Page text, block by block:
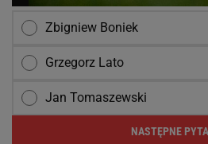
Zbigniew Boniek
Grzegorz Lato
Jan Tomaszewski
NASTĘPNE